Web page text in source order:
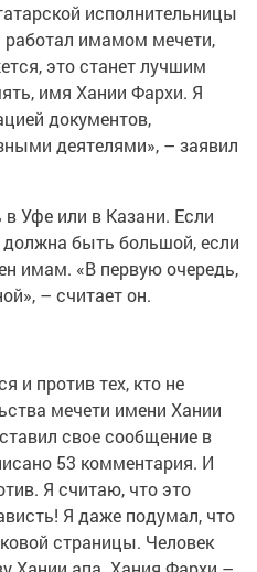
исполнительницы
работал имамом мечети,
это станет лучшим
имя Хании Фархи. Я
документов,
деятелями», – заявил
Уфе или в Казани. Если
должна быть большой, если
имам. «В первую очередь,
– считает он.
и против тех, кто не
мечети имени Хании
свое сообщение в
53 комментария. И
Я считаю, что это
Я даже подумал, что
страницы. Человек